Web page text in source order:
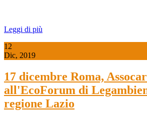
Leggi di più
12
Dic, 2019
17 dicembre Roma,
all'EcoForum di
regione Lazio